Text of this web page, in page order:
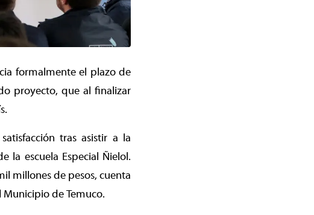
formalmente el plazo de
proyecto, que al finalizar
tras asistir a la
la escuela Especial Ñielol.
millones de pesos, cuenta
de Temuco.